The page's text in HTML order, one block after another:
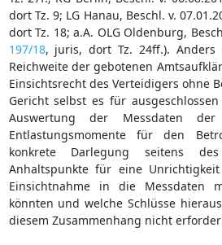
dort Tz. 9; LG Hanau, Beschl. v.
dort Tz. 18; a.A. OLG Oldenburg,
197/18, juris, dort Tz. 24ff.).
Reichweite der gebotenen
Einsichtsrecht des Verteidigers ohne
Gericht selbst es für
Auswertung der Messdaten der
Entlastungsmomente für den
konkrete Darlegung seitens
Anhaltspunkte für eine
Einsichtnahme in die Messdaten
könnten und welche Schlüsse
diesem Zusammenhang nicht